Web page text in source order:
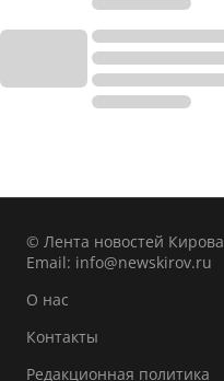
© Лента новостей Кирова
Email: info@newskirov.ru
О нас
Контакты
Редакционная политика